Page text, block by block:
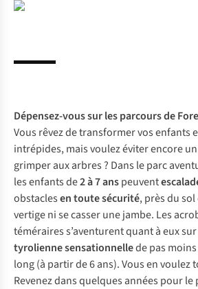
Dépensez-vous sur lesparcours de
Vous rêvez de transformer vos enfants
intrépides, mais voulez éviter encore
grimper aux arbres ? Dans le parc
les enfants de2 à 7 anspeuvent
obstaclesen toute sécurité, près du
vertige ni se casser une jambe. Les
téméraires s’aventurent quant à eux
tyrolienne sensationnellede pas
long (à partir de 6 ans). Vous en voulez
Revenez dans quelques années pour